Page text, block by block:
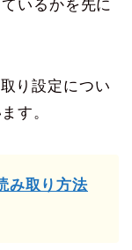
いるかを先に
り設定につい
す。
み取り方法